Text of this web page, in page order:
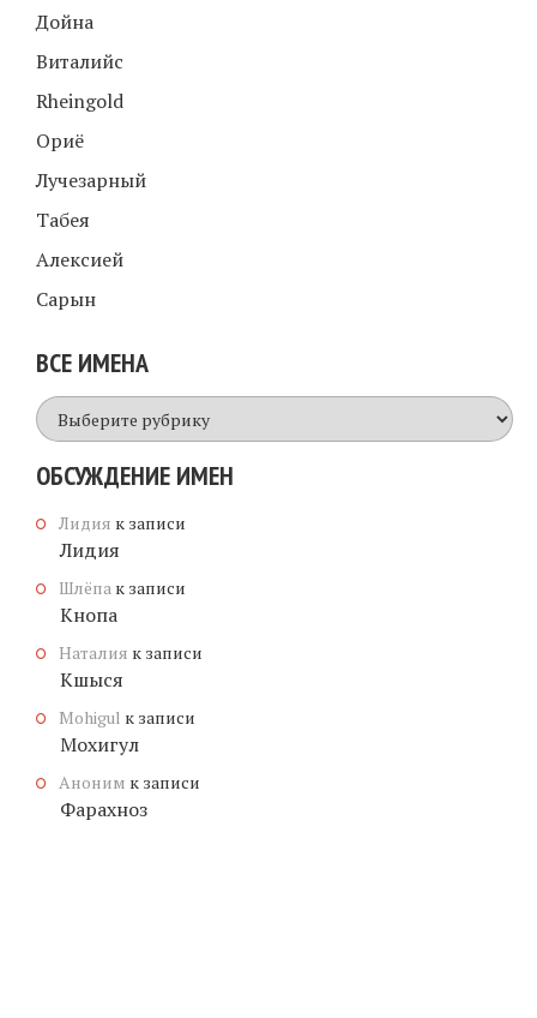
Дойна
Виталийс
Rheingold
Ориё
Лучезарный
Табея
Алексией
Сарын
ВСЕ ИМЕНА
Все
имена
ОБСУЖДЕНИЕ ИМЕН
Лидия к записи
Лидия
Шлёпа к записи
Кнопа
Наталия к записи
Кшыся
Mohigul к записи
Мохигул
Аноним к записи
Фарахноз